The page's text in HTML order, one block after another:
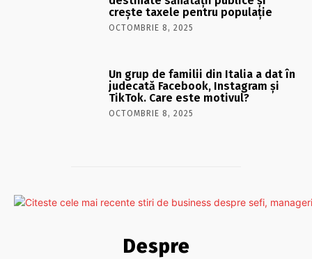
crește taxele pentru populație
OCTOMBRIE 8, 2025
Un grup de familii din Italia a dat în
judecată Facebook, Instagram și
TikTok. Care este motivul?
OCTOMBRIE 8, 2025
Despre